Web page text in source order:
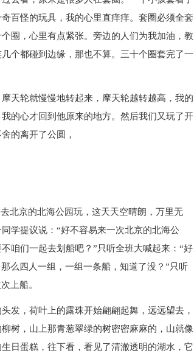
百怪的玩具，我的心里直痒痒。套圈必须全套
圈，心里有点紧张。旁边的人们为我加油，教
个都碰到边缘，那也不算。三十个圈套完了一
天轮就慢慢地转起来，摩天轮越转越高，我的
的心才回到他原来的地方。然后我们又玩了开
的离开了公圆，
北京的北海公园玩，这天天空晴朗，万里无
学提议说：“好不容易来一次北京的北海公
咱们一起去划船吧？”只听全班大喊起来：“好
么四人一组，一组一条船，知道了没？”只听
上船。
发，荷叶上的露珠开始翩翩起舞，远远望去，
树，山上那青葱翠绿的树密密麻麻的，山就像
日蛋糕，往下看，看见了清澈透明的湖水，它